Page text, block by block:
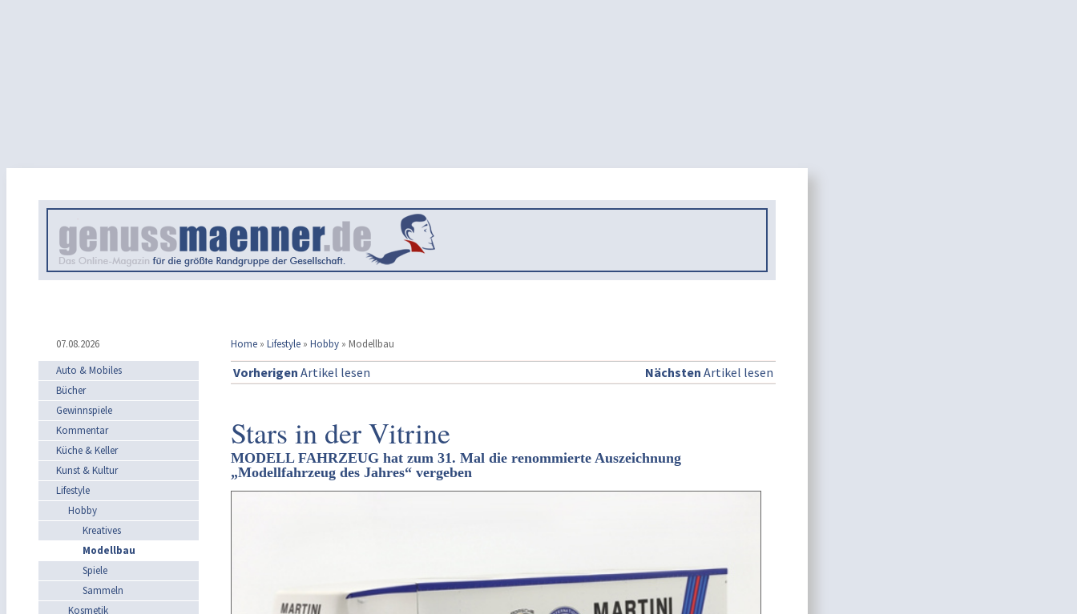
07.08.2026 Home » Lifestyle » Hobby » Modellbau
Auto & Mobiles
Bücher
Gewinnspiele
Kommentar
Küche & Keller
Kunst & Kultur
Lifestyle
Hobby
Kreatives
Modellbau
Spiele
Sammeln
Kosmetik
Vorherigen Artikel lesen Nächsten Artikel lesen
Stars in der Vitrine
MODELL FAHRZEUG hat zum 31. Mal die renommierte Auszeichnung
„Modellfahrzeug des Jahres“ vergeben